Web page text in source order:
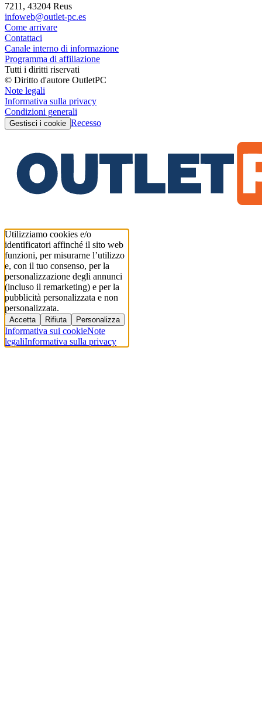
7211, 43204 Reus
infoweb@outlet-pc.es
Come arrivare
Contattaci
Canale interno di informazione
Programma di affiliazione
Tutti i diritti riservati
© Diritto d'autore OutletPC
Note legali
Informativa sulla privacy
Condizioni generali
Gestisci i cookie Recesso
Utilizziamo cookies e/o
identificatori affinché il sito web
funzioni, per misurarne l’utilizzo
e, con il tuo consenso, per la
personalizzazione degli annunci
(incluso il remarketing) e per la
pubblicità personalizzata e non
personalizzata.
Accetta Rifiuta Personalizza
Informativa sui cookieNote
legaliInformativa sulla privacy